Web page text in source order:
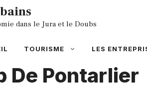
dans le Jura et le Doubs
TOURISME LES
De Pontarlier